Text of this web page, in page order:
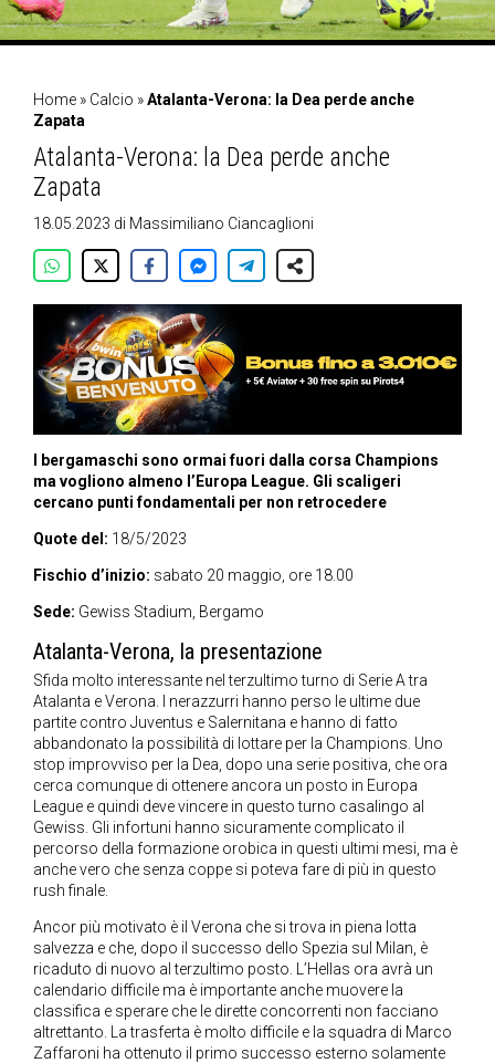
Home » Calcio »Atalanta-Verona: la Dea perde anche
Zapata
Atalanta-Verona: la Dea perde anche
Zapata
18.05.2023 di Massimiliano Ciancaglioni
I bergamaschi sono ormai fuori dalla corsa Champions
ma vogliono almeno l’Europa League. Gli scaligeri
cercano punti fondamentali per non retrocedere
Quote del: 18/5/2023
Fischio d’inizio: sabato 20 maggio, ore 18.00
Sede: Gewiss Stadium, Bergamo
Atalanta-Verona, la presentazione
Sfida molto interessante nel terzultimo turno di Serie A tra
Atalanta e Verona. I nerazzurri hanno perso le ultime due
partite contro Juventus e Salernitana e hanno di fatto
abbandonato la possibilità di lottare per la Champions. Uno
stop improvviso per la Dea, dopo una serie positiva, che ora
cerca comunque di ottenere ancora un posto in Europa
League e quindi deve vincere in questo turno casalingo al
Gewiss. Gli infortuni hanno sicuramente complicato il
percorso della formazione orobica in questi ultimi mesi, ma è
anche vero che senza coppe si poteva fare di più in questo
rush finale.
Ancor più motivato è il Verona che si trova in piena lotta
salvezza e che, dopo il successo dello Spezia sul Milan, è
ricaduto di nuovo al terzultimo posto. L’Hellas ora avrà un
calendario difficile ma è importante anche muovere la
classifica e sperare che le dirette concorrenti non facciano
altrettanto. La trasferta è molto difficile e la squadra di Marco
Zaffaroni ha ottenuto il primo successo esterno solamente